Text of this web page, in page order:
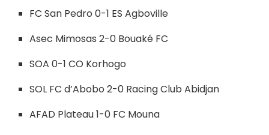
FC San Pedro 0-1 ES Agboville
Asec Mimosas 2-0 Bouaké FC
SOA 0-1 CO Korhogo
SOL FC d’Abobo 2-0 Racing Club Abidjan
AFAD Plateau 1-0 FC Mouna